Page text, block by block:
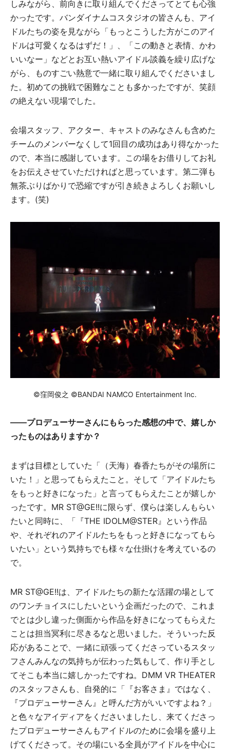
しみながら、前向きに取り組んでくださってとても心強
かったです。バンダイナムコスタジオの皆さんも、アイ
ドルたちの姿を見ながら「もっとこうした方がこのアイ
ドルは可愛くなるはずだ！」、「この動きと表情、かわ
いいなー」などとお互い熱いアイドル談義を繰り広げな
がら、ものすごい熱意で一緒に取り組んでくださいまし
た。初めての挑戦で困難なことも多かったですが、笑顔
の絶えない現場でした。
会場スタッフ、アクター、キャストのみなさんも含めた
チームのメンバーなくして1回目の成功はあり得なかった
ので、本当に感謝しています。この場をお借りしてお礼
をお伝えさせていただければと思っています。第二弾も
無茶ぶりばかりで恐縮ですが引き続きよろしくお願いし
ます。(笑)
©窪岡俊之 ©BANDAI NAMCO Entertainment Inc.
――プロデューサーさんにもらった感想の中で、嬉しか
ったものはありますか？
まずは目標としていた「（天海）春香たちがその場所に
いた！」と思ってもらえたこと。そして「アイドルたち
をもっと好きになった」と言ってもらえたことが嬉しか
ったです。MR ST@GE!!に限らず、僕らは楽しんもらい
たいと同時に、「『THE IDOLM@STER』という作品
や、それぞれのアイドルたちをもっと好きになってもら
いたい」という気持ちでも様々な仕掛けを考えているの
で。
MR ST@GE!!は、アイドルたちの新たな活躍の場として
のワンチョイスにしたいという企画だったので、これま
でとは少し違った側面から作品を好きになってもらえた
ことは担当冥利に尽きるなと思いました。そういった反
応があることで、一緒に頑張ってくださっているスタッ
フさんみんなの気持ちが伝わった気もして、作り手とし
てそこも本当に嬉しかったですね。DMM VR THEATER
のスタッフさんも、自発的に「『お客さま』ではなく、
『プロデューサーさん』と呼んだ方がいいですよね？」
と色々なアイディアをくださいましたし、来てくださっ
たプロデューサーさんもアイドルのために会場を盛り上
げてくださって。その場にいる全員がアイドルを中心に